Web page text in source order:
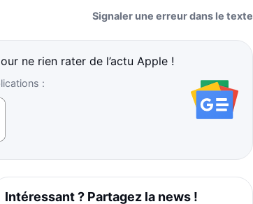
Signaler une erreur dans le texte
ne rien rater de l’actu Apple !
:
Intéressant ? Partagez la news !